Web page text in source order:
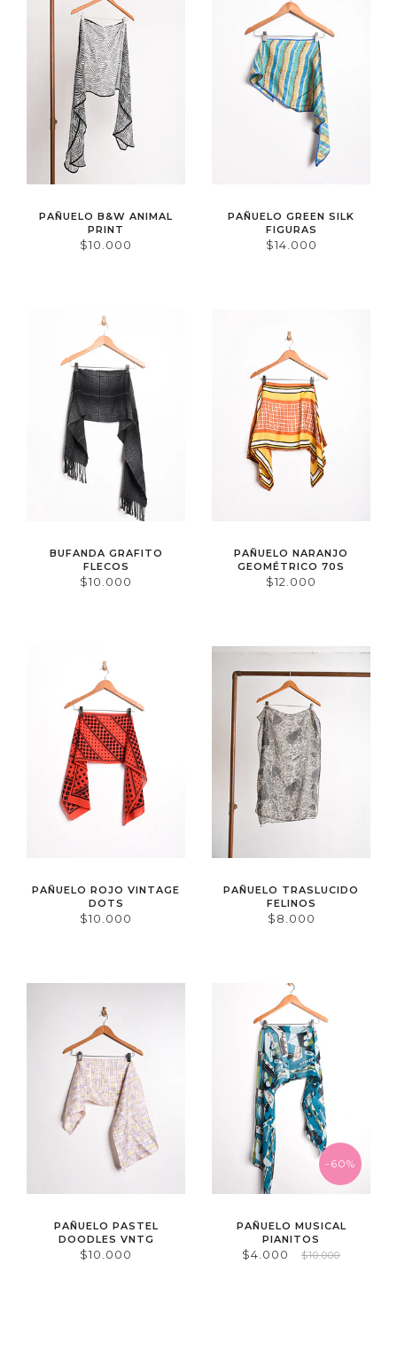
PAÑUELO B&W ANIMAL
PRINT
$10.000
PAÑUELO GREEN SILK
FIGURAS
$14.000
BUFANDA GRAFITO
FLECOS
$10.000
PAÑUELO NARANJO
GEOMÉTRICO 70S
$12.000
PAÑUELO ROJO VINTAGE
DOTS
$10.000
PAÑUELO TRASLUCIDO
FELINOS
$8.000
PAÑUELO PASTEL
DOODLES VNTG
$10.000
-60%
PAÑUELO MUSICAL
PIANITOS
$4.000 $10.000